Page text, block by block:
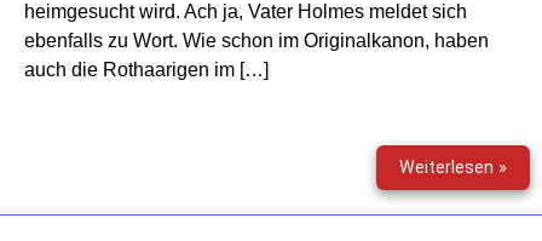
heimgesucht wird. Ach ja, Vater Holmes meldet sich
ebenfalls zu Wort. Wie schon im Originalkanon, haben
auch die Rothaarigen im […]
Weiterlesen »
&